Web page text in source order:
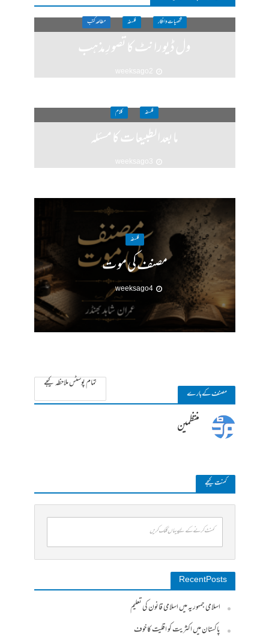
شخصیات وافکار فلسفہ مطالعہ کتب
ول ڈیورانٹ کا تصورِ مذہب
2 weeks ago
فلسفہ کلام
مابعدالطبیعات کا مسئلہ
3 weeks ago
فلسفہ
مصنف کی موت
4 weeks ago
مصنف کے بارے
تمام پوسٹس ملاحظہ کیجے
منتظمین
کمنت کیجے
کمنٹ کرنے کے لیے یہاں کلک کریں
Recent Posts
اسلامی جمہوریہ میں اسلامی قانون کی تعلیم
پاکستان میں اکثریت کو اقلیت کا خوف